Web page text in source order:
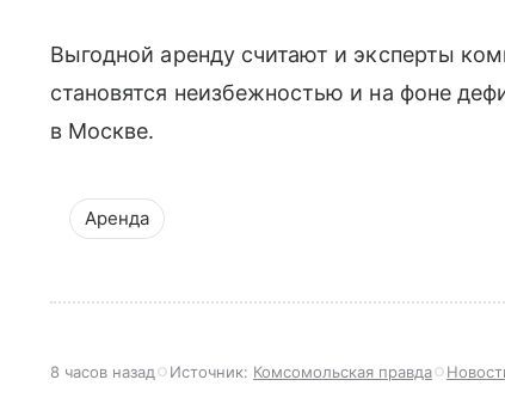
Выгодной аренду считают и эксперты
становятся неизбежностью и на фоне
в Москве.
Аренда
8 часов назад Источник: Комсомольская правда